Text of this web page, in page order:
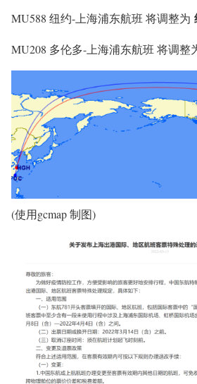
MU588 纽约-上海浦东航班 将调整为
MU208 多伦多-上海浦东航班 将调整
(使用gcmap 制图)